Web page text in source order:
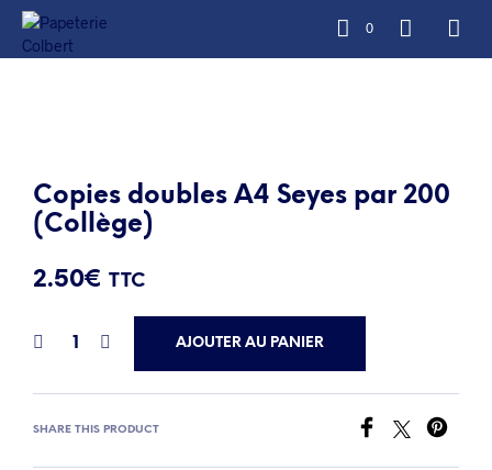
0
Copies doubles A4 Seyes par 200
(Collège)
2.50€ TTC
AJOUTER AU PANIER
SHARE THIS PRODUCT